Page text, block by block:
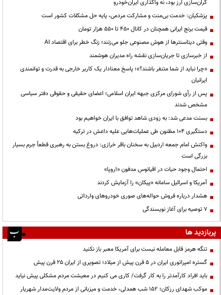
گران‌سازی ارز بود، نه واگذاری ایران‌خودرو
پزشکیان: خدمت بی‌منت و مشارکت مردمی، پایه حل مشکلات کشور است
قیمت‌ برنج ایرانی همچنان در کانال ۴۵۰ تا ۵۵۰ هزار تومان
وقتی دیتاسنترها از هوش مصنوعی جلو می‌زنند؛ زنگ خطر برای اقتصاد AI
از خبرسازی تا جریان‌سازی نقشه راه مدیران هوشمند
«چرا نباید از شما متنفر باشند؟»؛ پاسخ معنادار یک کاربر خارجی به قدرت و توانمندی
ایرانیان
پس از رأی شورای مرکزی جبهه ایران اسلامی؛ اعضای حقیقی و حقوقی دفتر سیاسی
مشخص شدند
بسنت مدعی شد: به زودی شاهد توافق با ایران خواهیم بود
دستگیری ۱۰۴ مظنون طی عملیات‌هایی علیه داعش در ترکیه
واکنش امام جمعه اردبیل به سخنان باقر خرازی: دروغ بستن به رهبری قطعاً جرم بسیار
بزرگی است
احتمال وجود حیات در اقیانوس مدفون «اروپا»
آمریکا و اسرائیل سامانه «پیکان» را آزمایش کردند
هشدار درباره فروش حواله‌های صوری خودروهای وارداتی
۷ توصیه برای آغاز نویسندگی
پربازدید ها
تنگه هرمز قابل معامله نیست برای آمریکا معبر باز نکنید
گستره امپراتوری ایران در ۵ قرن پیش از میلاد؛ تصویری از ایران ۲۵ قرن پیش
باید افراد کارآمدتر را به کار گرفت/ کاری می کنیم در معیشت مردم مشکلی پیش نیاید
موکب شهدای رزکان؛ ۱۵۲ شب همدلی، خدمت و میزبانی از مردم ولایت‌مدار شهریار